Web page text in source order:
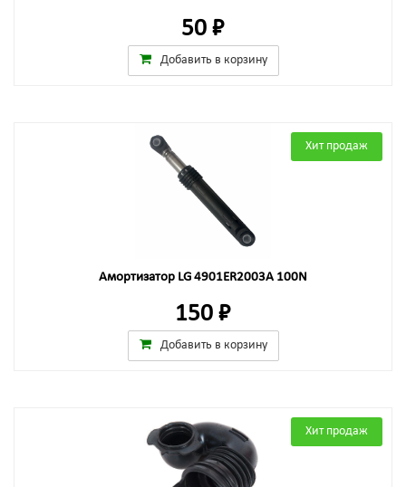
50 ₽
Добавить в корзину
Хит продаж
Амортизатор LG 4901ER2003A 100N
150 ₽
Добавить в корзину
Хит продаж